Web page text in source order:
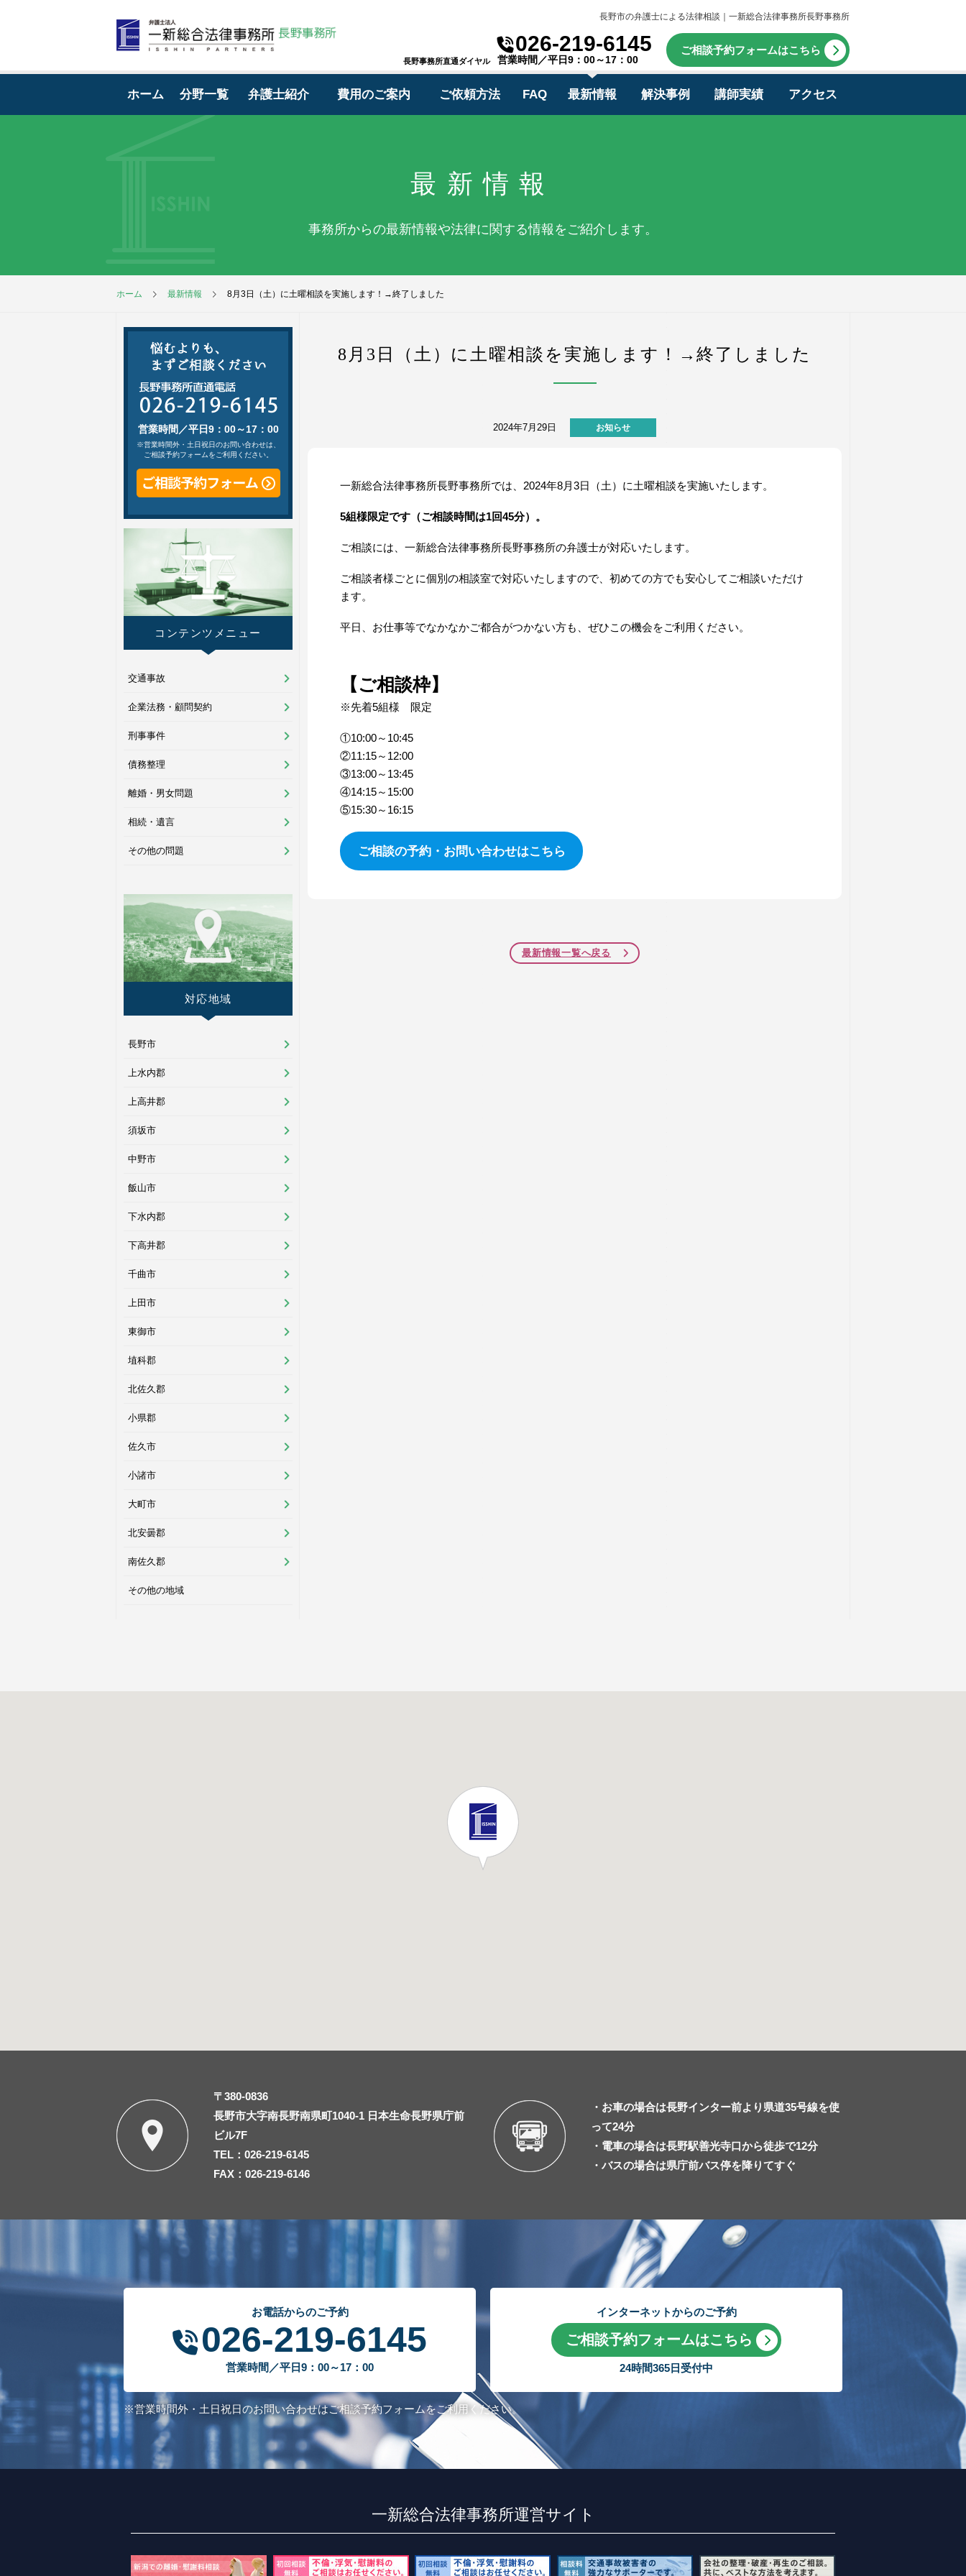
長野市の弁護士による法律相談｜一新総合法律事務所長野事務所
長野事務所直通ダイヤル
026-219-6145
営業時間／平日9：00～17：00
ご相談予約フォームはこちら
ホーム 分野一覧 弁護士紹介 費用のご案内 ご依頼方法 FAQ 最新情報 解決事例 講師実績 アクセス
最新情報
事務所からの最新情報や法律に関する情報をご紹介します。
ホーム 最新情報 8月3日（土）に土曜相談を実施します！→終了しました
8月3日（土）に土曜相談を実施します！→終了しました
2024年7月29日 お知らせ
一新総合法律事務所長野事務所では、2024年8月3日（土）に土曜相談を実施いたします。
5組様限定です（ご相談時間は1回45分）。
ご相談には、一新総合法律事務所長野事務所の弁護士が対応いたします。
ご相談者様ごとに個別の相談室で対応いたしますので、初めての方でも安心してご相談いただけ
ます。
平日、お仕事等でなかなかご都合がつかない方も、ぜひこの機会をご利用ください。
【ご相談枠】
※先着5組様 限定
①10:00～10:45
②11:15～12:00
③13:00～13:45
④14:15～15:00
⑤15:30～16:15
ご相談の予約・お問い合わせはこちら
最新情報一覧へ戻る
営業時間／平日9：00～17：00
※営業時間外・土日祝日のお問い合わせは、
ご相談予約フォームをご利用ください。
コンテンツメニュー
交通事故
企業法務・顧問契約
刑事事件
債務整理
離婚・男女問題
相続・遺言
その他の問題
対応地域
長野市
上水内郡
上高井郡
須坂市
中野市
飯山市
下水内郡
下高井郡
千曲市
上田市
東御市
埴科郡
北佐久郡
小県郡
佐久市
小諸市
大町市
北安曇郡
南佐久郡
その他の地域
〒380-0836
長野市大字南長野南県町1040-1 日本生命長野県庁前
ビル7F
TEL：026-219-6145
FAX：026-219-6146
・お車の場合は長野インター前より県道35号線を使
って24分
・電車の場合は長野駅善光寺口から徒歩で12分
・バスの場合は県庁前バス停を降りてすぐ
お電話からのご予約
026-219-6145
営業時間／平日9：00～17：00
インターネットからのご予約
ご相談予約フォームはこちら
24時間365日受付中
※営業時間外・土日祝日のお問い合わせはご相談予約フォームをご利用ください。
一新総合法律事務所運営サイト